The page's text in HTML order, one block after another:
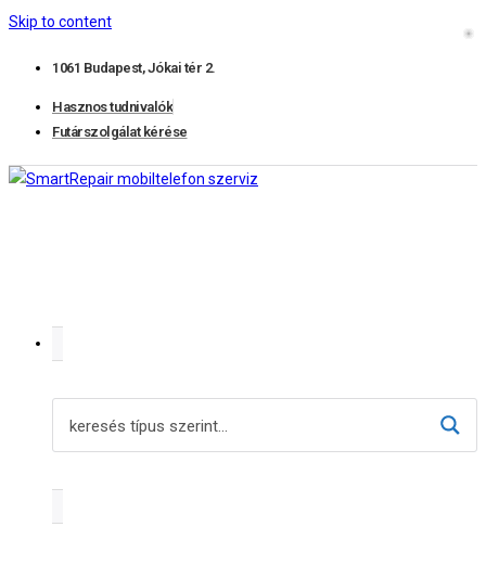
Skip to content
1061 Budapest, Jókai tér 2.
Hasznos tudnivalók
Futárszolgálat kérése